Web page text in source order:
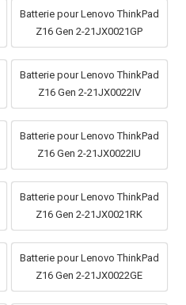
Batterie pour Lenovo ThinkPad
Z16 Gen 2-21JX0021GP
Batterie pour Lenovo ThinkPad
Z16 Gen 2-21JX0022IV
Batterie pour Lenovo ThinkPad
Z16 Gen 2-21JX0022IU
Batterie pour Lenovo ThinkPad
Z16 Gen 2-21JX0021RK
Batterie pour Lenovo ThinkPad
Z16 Gen 2-21JX0022GE